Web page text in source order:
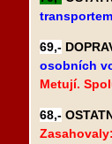
69,-
osobních
Metují.
68,-